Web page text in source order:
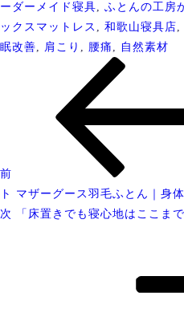
ーダーメイド寝具, ふとんの工房
ックスマットレス , 和歌山寝具店,
眠改善, 肩こり , 腰痛 , 自然素材
ー
シ
ョ
前
ト マザーグース羽毛ふとん｜身
次
次 「床置きでも寝心地はここま